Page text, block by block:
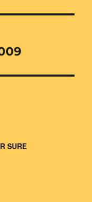
SURE